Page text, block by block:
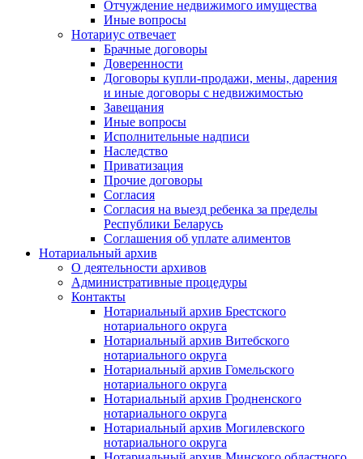
Отчуждение недвижимого имущества
Иные вопросы
Нотариус отвечает
Брачные договоры
Доверенности
Договоры купли-продажи, мены, дарения
и иные договоры с недвижимостью
Завещания
Иные вопросы
Исполнительные надписи
Наследство
Приватизация
Прочие договоры
Согласия
Согласия на выезд ребенка за пределы
Республики Беларусь
Соглашения об уплате алиментов
Нотариальный архив
О деятельности архивов
Административные процедуры
Контакты
Нотариальный архив Брестского
нотариального округа
Нотариальный архив Витебского
нотариального округа
Нотариальный архив Гомельского
нотариального округа
Нотариальный архив Гродненского
нотариального округа
Нотариальный архив Могилевского
нотариального округа